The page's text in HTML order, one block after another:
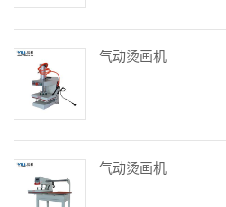
气动烫画机
气动烫画机